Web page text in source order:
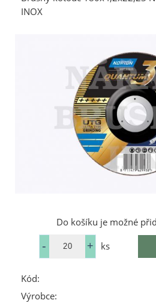
INOX
Do košíku je možné
ks
Kód:
Výrobce: